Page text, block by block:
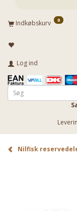
Indkøbskurv 0
Log ind
Nilfisk